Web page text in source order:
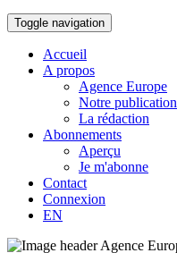
Toggle navigation
Accueil
A propos
Agence Europe
Notre publication
La rédaction
Abonnements
Aperçu
Je m'abonne
Contact
Connexion
EN